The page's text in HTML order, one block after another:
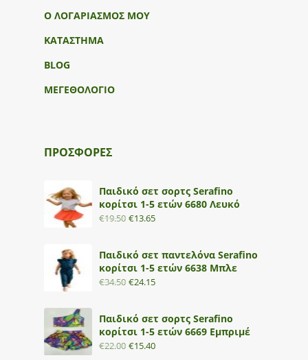
Ο ΛΟΓΑΡΙΑΣΜΟΣ ΜΟΥ
ΚΑΤΑΣΤΗΜΑ
BLOG
ΜΕΓΕΘΟΛΟΓΙΟ
ΠΡΟΣΦΟΡΕΣ
Παιδικό σετ σορτς Serafino
κορίτσι 1-5 ετών 6680 Λευκό
€19.50 €13.65
Παιδικό σετ παντελόνα Serafino
κορίτσι 1-5 ετών 6638 Μπλε
€34.50 €24.15
Παιδικό σετ σορτς Serafino
κορίτσι 1-5 ετών 6669 Εμπριμέ
€22.00 €15.40